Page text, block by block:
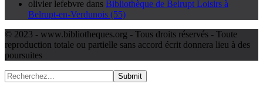
olivier lefebvre dans Bibliothèque de Belrupt Loisirs à
Belrupt-en-Verdunois (55)
© 2023 - www.bibliotheques.org - Tous droits réservés - Toute
reproduction totale ou partielle sans accord écrit donnera lieu à des
poursuites
Submit